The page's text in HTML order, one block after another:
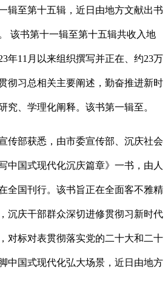
辑至第十五辑，近日由地方文献出书
该书第十一辑至第十五辑共收入地
年11月以来组织撰写并正在、约23万
彻习总相关主要阐述，勤奋推进新时
究、学理化阐释。该书第一辑至。
部获悉，由市委宣传部、沉庆社会
中国式现代化沉庆篇章》一书，由人
全国刊行。该书旨正在全面客不雅精
沉庆干部群众深切进修贯彻习新时代
对标对表贯彻落实党的二十大和二十
中国式现代化弘大场景，近日由地方